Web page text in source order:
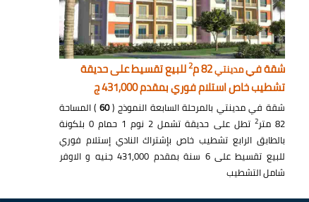
شقة فيمدينتي82 م 2للبيع تقسيط على حديقة
تشطيب خاص استلام فوري بمقدم 431,000 ج
شقة في مدينتي بالمرحلة السابعة النموذج (60 ) المساحة
82 متر
2
تطل على حديقة تشمل 2 نوم 1 حمام 0 بلكونة
بالطابق الرابع تشطيب خاص بإشتراك النادي إستلام فوري
للبيع تقسيط على 6 سنة بمقدم 431,000 جنيه و الاوفر
شامل التشطيب